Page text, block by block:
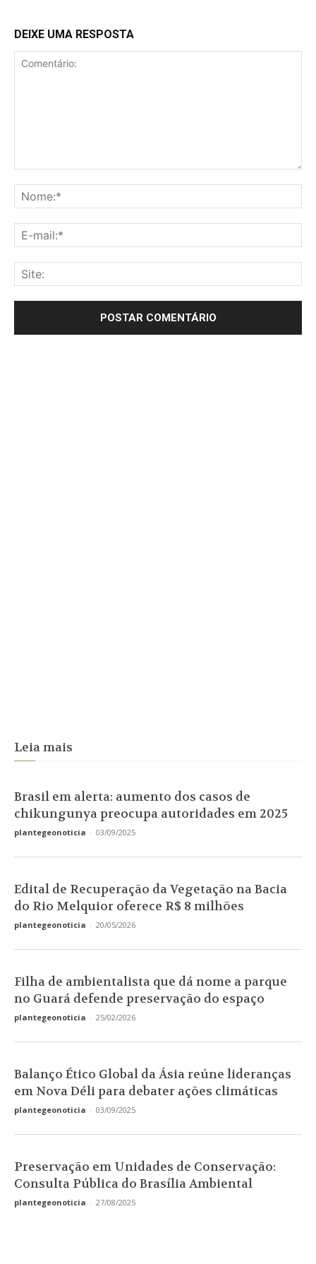
DEIXE UMA RESPOSTA
Leia mais
Brasil em alerta: aumento dos casos de
chikungunya preocupa autoridades em 2025
plantegeonoticia - 03/09/2025
Edital de Recuperação da Vegetação na Bacia
do Rio Melquior oferece R$ 8 milhões
plantegeonoticia - 20/05/2026
Filha de ambientalista que dá nome a parque
no Guará defende preservação do espaço
plantegeonoticia - 25/02/2026
Balanço Ético Global da Ásia reúne lideranças
em Nova Déli para debater ações climáticas
plantegeonoticia - 03/09/2025
Preservação em Unidades de Conservação:
Consulta Pública do Brasília Ambiental
plantegeonoticia - 27/08/2025